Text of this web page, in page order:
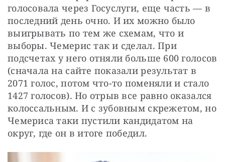
голосовала через Госуслуги, еще часть — в
последний день очно. И их можно было
выигрывать по тем же схемам, что и
выборы. Чемерис так и сделал. При
подсчетах у него отняли больше 600 голосов
(сначала на сайте показали результат в
2071 голос, потом что-то поменяли и стало
1427 голосов). Но отрыв все равно оказался
колоссальным. И с зубовным скрежетом, но
Чемериса таки пустили кандидатом на
округ, где он в итоге победил.